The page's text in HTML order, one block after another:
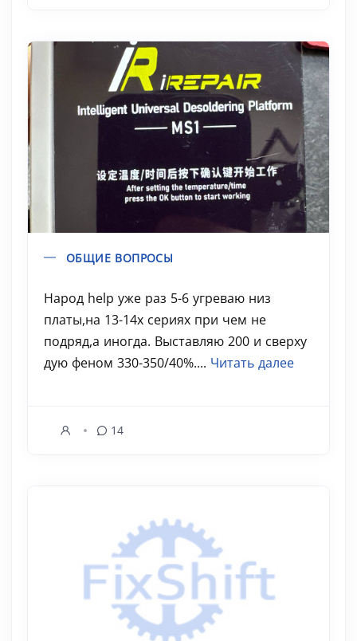
ОБЩИЕ ВОПРОСЫ
Народ help уже раз 5-6 угреваю низ
платы,на 13-14х сериях при чем не
подряд,а иногда. Выставляю 200 и сверху
дую феном 330-350/40%.... Читать далее
14